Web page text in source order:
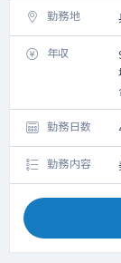
勤務地
年収
勤務日数
勤務内容